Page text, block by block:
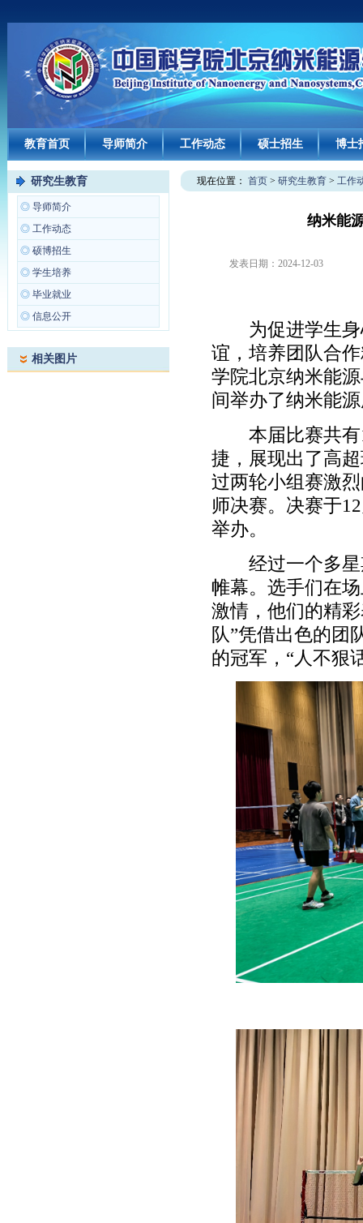
教育首页 导师简介 工作动态 硕士招生 博士
研究生教育
◎ 导师简介
◎ 工作动态
◎ 硕博招生
◎ 学生培养
◎ 毕业就业
◎ 信息公开
相关图片
现在位置： 首页> 研究生教育> 工作
纳米能
发表日期： 2024-12-03
为促进学生身
谊，培养团队合
学院北京纳米能
间举办了纳米能
本届比赛共有
捷，展现出了高
过两轮小组赛激
师决赛。决赛于
举办。
经过一个多星
帷幕。选手们在
激情，他们的精
队”凭借出色的团
的冠军，“人不狠